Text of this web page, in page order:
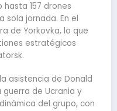
157 drones
sola jornada. En el
de Yorkovka, lo que
estratégicos
asistencia de Donald
de Ucrania y
del grupo, con